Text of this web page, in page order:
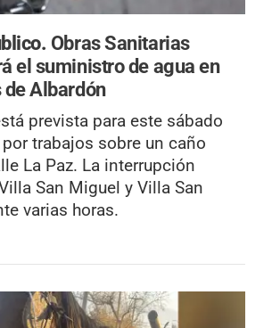
Obras Sanitarias
el suministro de agua en
Albardón
prevista para este sábado
trabajos sobre un caño
La Paz. La interrupción
San Miguel y Villa San
varias horas.